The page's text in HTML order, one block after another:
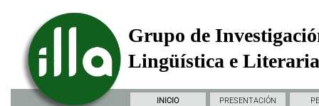
Grupo de
Lingüística e
INICIO PRESENTACIÓN